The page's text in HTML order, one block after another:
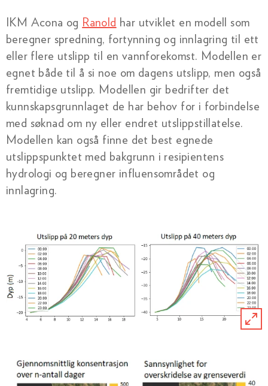
IKM Acona og Ranold har utviklet en modell som
beregner spredning, fortynning og innlagring til ett
eller flere utslipp til en vannforekomst. Modellen er
egnet både til å si noe om dagens utslipp, men også
fremtidige utslipp. Modellen gir bedrifter det
kunnskapsgrunnlaget de har behov for i forbindelse
med søknad om ny eller endret utslippstillatelse.
Modellen kan også finne det best egnede
utslippspunktet med bakgrunn i resipientens
hydrologi og beregner influensområdet og
innlagring.
klikk
på